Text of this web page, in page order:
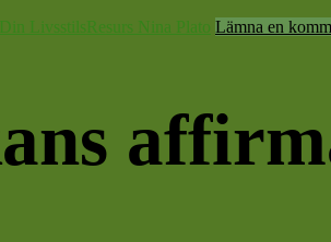
Din LivsstilsResurs Nina Plato Lämna en